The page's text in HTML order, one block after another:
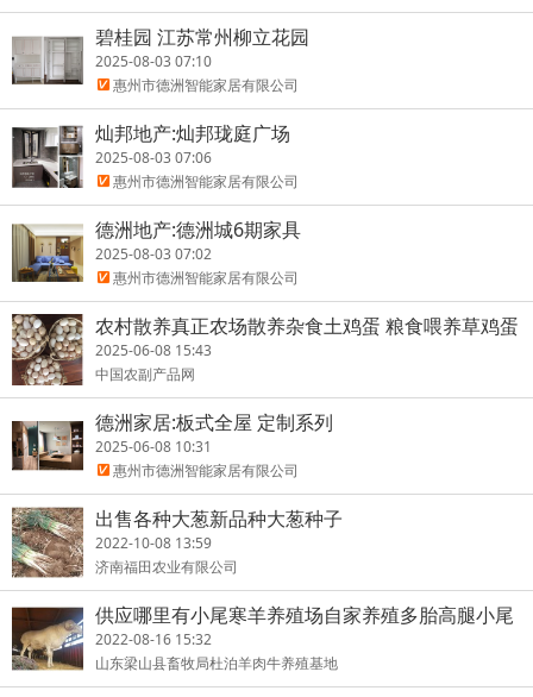
碧桂园 江苏常州柳立花园
2025-08-03 07:10
惠州市德洲智能家居有限公司
灿邦地产:灿邦珑庭广场
2025-08-03 07:06
惠州市德洲智能家居有限公司
德洲地产:德洲城6期家具
2025-08-03 07:02
惠州市德洲智能家居有限公司
农村散养真正农场散养杂食土鸡蛋 粮食喂养草鸡蛋
笨鸡蛋
2025-06-08 15:43
中国农副产品网
德洲家居:板式全屋 定制系列
2025-06-08 10:31
惠州市德洲智能家居有限公司
出售各种大葱新品种大葱种子
2022-10-08 13:59
济南福田农业有限公司
供应哪里有小尾寒羊养殖场自家养殖多胎高腿小尾
寒羊母羊
2022-08-16 15:32
山东梁山县畜牧局杜泊羊肉牛养殖基地